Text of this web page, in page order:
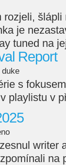
je
tuned na
Report
duke
s
playlistu v
writer
na